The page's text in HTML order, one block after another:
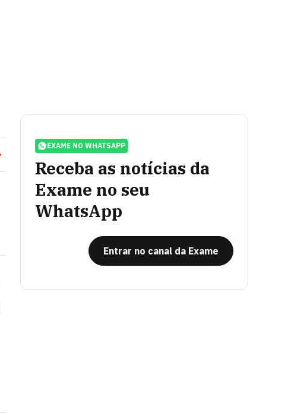
EXAME NO WHATSAPP
Receba as notícias da
Exame no seu
WhatsApp
Entrar no canal da Exame